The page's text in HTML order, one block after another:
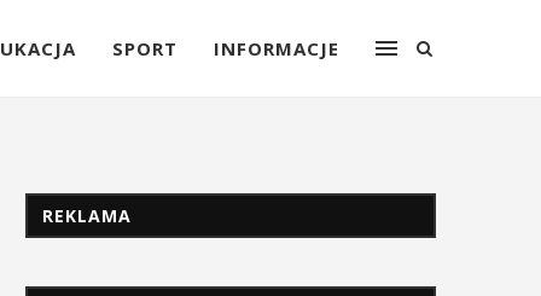
SPORT INFORMACJE
REKLAMA